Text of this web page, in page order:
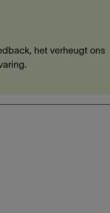
het verheugt ons